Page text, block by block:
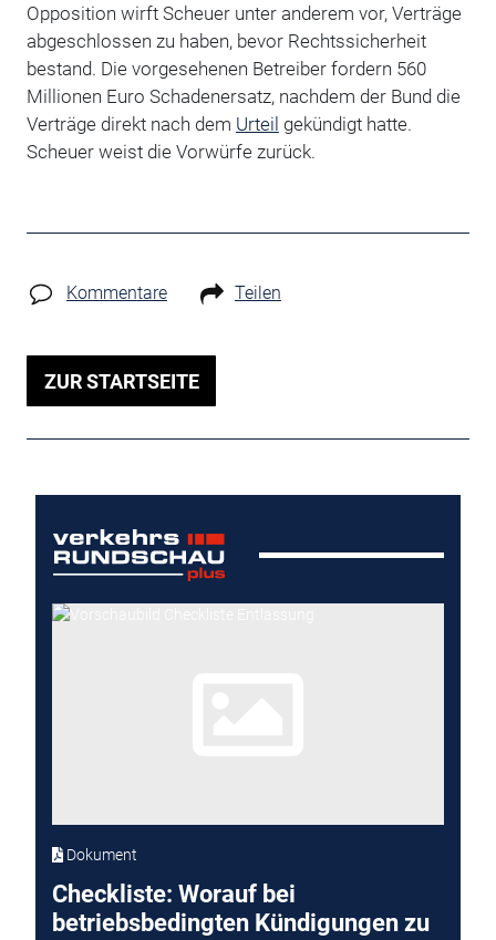
Opposition wirft Scheuer unter anderem vor, Verträge
abgeschlossen zu haben, bevor Rechtssicherheit
bestand. Die vorgesehenen Betreiber fordern 560
Millionen Euro Schadenersatz, nachdem der Bund die
Verträge direkt nach dem Urteil gekündigt hatte.
Scheuer weist die Vorwürfe zurück.
Kommentare Teilen
ZUR STARTSEITE
Dokument
Checkliste: Worauf bei
betriebsbedingten Kündigungen zu